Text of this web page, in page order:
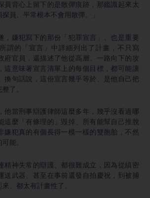
員背心上留下的是散彈痕跡，那鑑識起來太
員、平常根本不會用散彈。」
，嫌犯寫下的那份「犯罪宣言」、也是重要
謂的「宣言」中詳細列出了計畫，不只寫
府官員，還描述了他從高層、一路向下的攻
這意味著宣言清單上的每個目標，都可能讓
換句話說，這份宣言幾乎等於、是他自己把
了。
他當刑事辯護律師這麼多年，幾乎沒看過哪
這麼「有條理的」毀掉、所有能幫自己推脫
嫌犯真的有個長得一模一樣的雙胞胎，不然
能。
精神失常的辯護、都很難成立，因為從縝密
送武器、甚至在事前還發自拍慶祝，到被捕
、都太有計畫性了。